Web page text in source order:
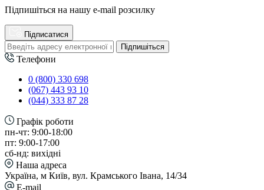
Підпишіться на нашу e-mail розсилку
Підписатися
Підпишіться
Телефони
0 (800) 330 698
(067) 443 93 10
(044) 333 87 28
Графік роботи
пн-чт: 9:00-18:00
пт: 9:00-17:00
сб-нд: вихідні
Наша адреса
Україна, м Київ, вул. Крамського Івана, 14/34
E-mail